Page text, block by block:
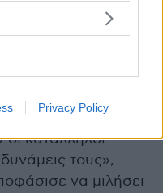
Privacy Policy
σοβαρή έρευνα
μαρτυρίες και
κάνουν οι Αρχές
οι κατάλληλοι
τους»,
να μιλήσει